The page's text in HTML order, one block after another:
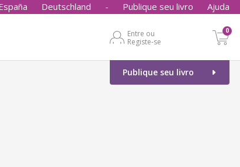
Deutschland - Publique seu livro Ajuda
Entre ou
Registe-se
0
Publique seu livro